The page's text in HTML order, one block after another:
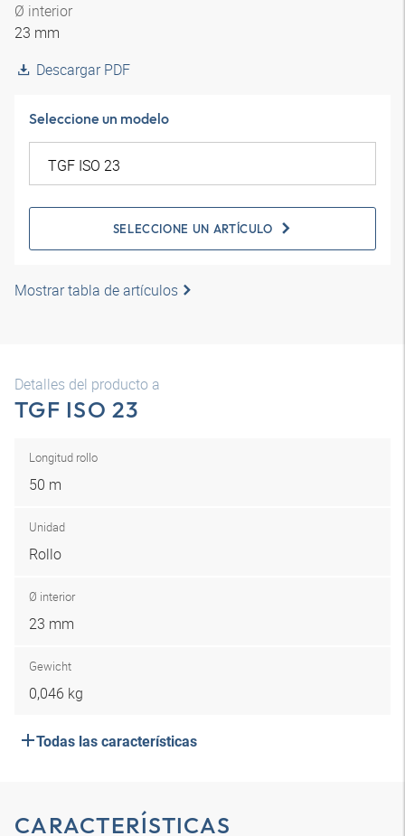
Ø interior
23 mm
Descargar PDF
Seleccione un modelo
SELECCIONE UN ARTÍCULO
Mostrar tabla de artículos
Detalles del producto a
TGF ISO 23
Longitud rollo
50 m
Unidad
Rollo
Ø interior
23 mm
Gewicht
0,046 kg
Todas las características
CARACTERÍSTICAS